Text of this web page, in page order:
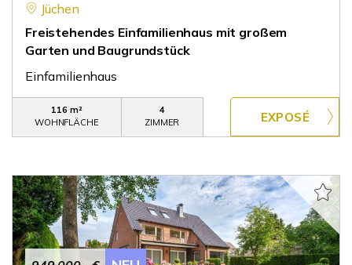
Jüchen
Freistehendes Einfamilienhaus mit großem
Garten und Baugrundstück
Einfamilienhaus
116 m²
WOHNFLÄCHE
4
ZIMMER